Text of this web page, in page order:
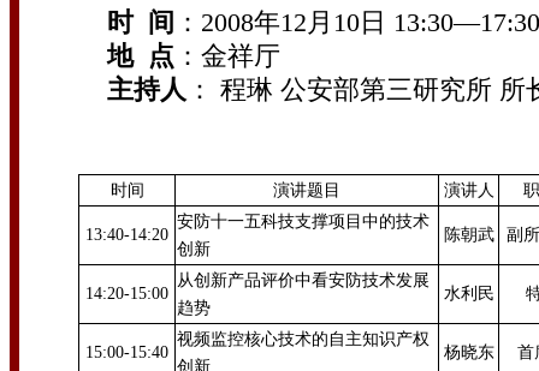
时 间 ：2008年12月10日 13:30—17:30
地 点 ：金祥厅
主持人 ： 程琳 公安部第三研究所 所
时间 演讲题目 演讲人
13:40-14:20
安防十一五科技支撑项目中的技术
创新
陈朝武 副
14:20-15:00
从创新产品评价中看安防技术发展
趋势
水利民
15:00-15:40
视频监控核心技术的自主知识产权
创新
杨晓东 首